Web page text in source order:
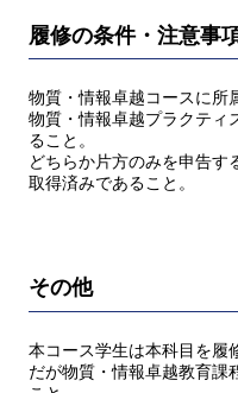
履修の条件・注意事
物質・情報卓越コースに所
物質・情報卓越プラクティ
ること。
どちらか片方のみを申告す
取得済みであること。
その他
本コース学生は本科目を履
だが物質・情報卓越教育課